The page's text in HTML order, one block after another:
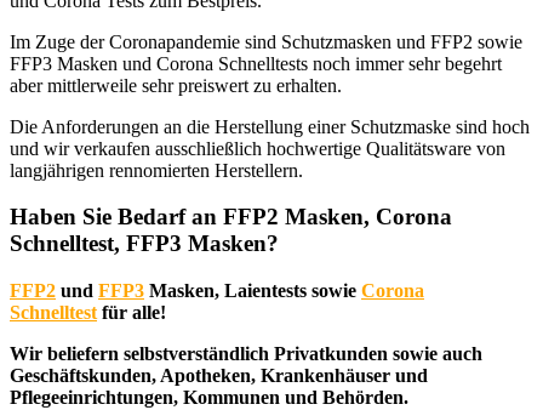
Im Zuge der Coronapandemie sind Schutzmasken und FFP2 sowie
FFP3 Masken und Corona Schnelltests noch immer sehr begehrt
aber mittlerweile sehr preiswert zu erhalten.
Die Anforderungen an die Herstellung einer Schutzmaske sind hoch
und wir verkaufen ausschließlich hochwertige Qualitätsware von
langjährigen rennomierten Herstellern.
Haben Sie Bedarf an FFP2 Masken, Corona
Schnelltest, FFP3 Masken?
FFP2 und FFP3 Masken, Laientests sowie Corona
Schnelltest für alle!
Wir beliefern selbstverständlich Privatkunden sowie auch
Geschäftskunden, Apotheken, Krankenhäuser und
Pflegeeinrichtungen, Kommunen und Behörden.